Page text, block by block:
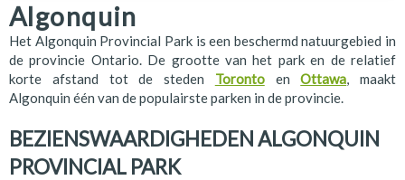
Algonquin
Het Algonquin Provincial Park is een beschermd natuurgebied in
de provincie Ontario. De grootte van het park en de relatief
korte afstand tot de steden TorontoenOttawa, maakt
Algonquin één van de populairste parken in de provincie.
BEZIENSWAARDIGHEDEN ALGONQUIN
PROVINCIAL PARK